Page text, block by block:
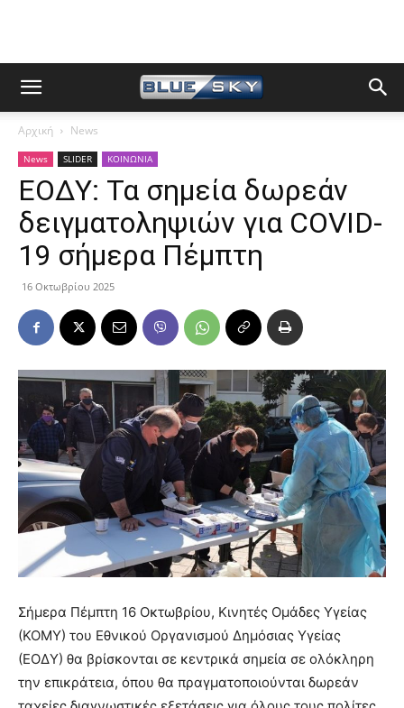
Αρχική News
News SLIDER ΚΟΙΝΩΝΙΑ
ΕΟΔΥ: Τα σημεία δωρεάν
δειγματοληψιών για COVID-
19 σήμερα Πέμπτη
16 Οκτωβρίου 2025
Σήμερα Πέμπτη 16 Οκτωβρίου, Κινητές Ομάδες Υγείας
(ΚΟΜΥ) του Εθνικού Οργανισμού Δημόσιας Υγείας
(ΕΟΔΥ) θα βρίσκονται σε κεντρικά σημεία σε ολόκληρη
την επικράτεια, όπου θα πραγματοποιούνται δωρεάν